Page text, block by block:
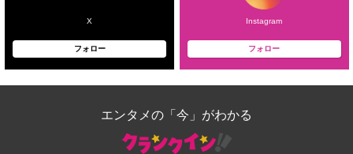
X
フォロー
Instagram
フォロー
エンタメの「今」がわかる